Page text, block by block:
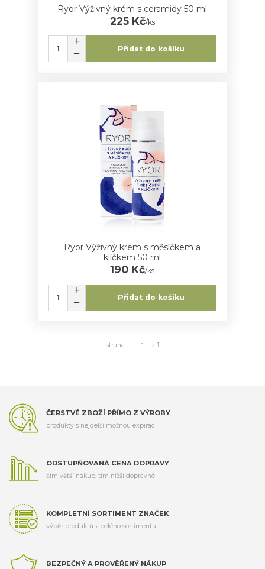
Ryor Výživný krém s ceramidy 50 ml
225 Kč/ks
Přidat do košíku
Ryor Výživný krém s měsíčkem a
klíčkem 50 ml
190 Kč/ks
Přidat do košíku
strana z 1
ČERSTVÉ ZBOŽÍ PŘÍMO Z VÝROBY
produkty s nejdelší možnou expirací
ODSTUPŇOVANÁ CENA DOPRAVY
čím větší nákup, tím nižší dopravné
KOMPLETNÍ SORTIMENT ZNAČEK
výběr produktů z celého sortimentu
BEZPEČNÝ A PROVĚŘENÝ NÁKUP